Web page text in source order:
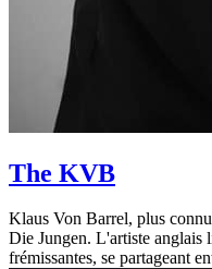
The KVB
Klaus Von Barrel, plus
Die Jungen. L'artiste anglais
frémissantes, se partageant